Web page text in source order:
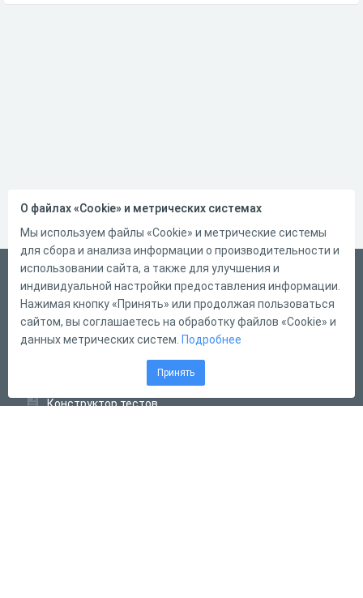
Русский
Справка
Форма обратной связи
Конструктор тестов
О файлах «Cookie» и метрических системах
Мы используем файлы «Cookie» и метрические системы
для сбора и анализа информации о производительности и
использовании сайта, а также для улучшения и
индивидуальной настройки предоставления информации.
Нажимая кнопку «Принять» или продолжая пользоваться
сайтом, вы соглашаетесь на обработку файлов «Cookie» и
данных метрических систем. Подробнее
Принять